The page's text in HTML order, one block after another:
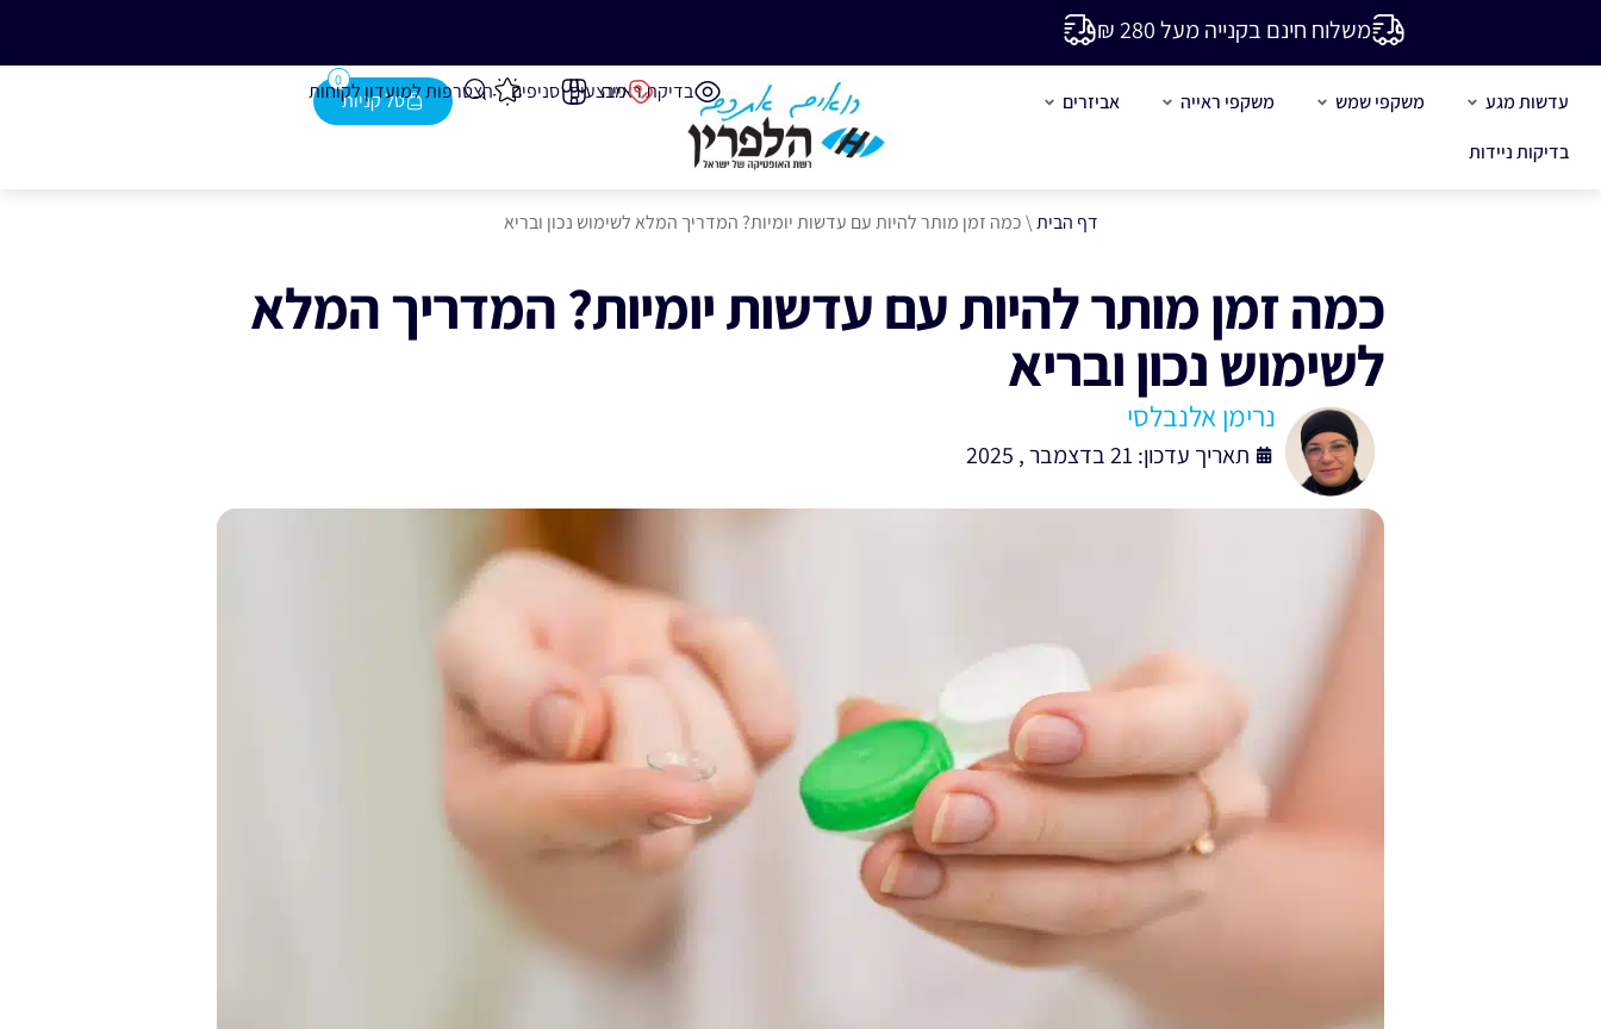
משלוח חינם בקנייה מעל 280 ₪
עדשות מגע משקפי שמש משקפי ראייה
אביזרים
בדיקות ניידות
בדיקת ראייהמבצעים סניפים הצטרפות למועדון לקוחות
0
דף הבית\כמה זמן מותר להיות עם עדשות יומיות? המדריך המלא לשימוש נכון ובריא
כמה זמן מותר להיות עם עדשות יומיות? המדריך המלא
לשימוש נכון ובריא
נרימן אלנבלסי
תאריך עדכון: 21 בדצמבר , 2025